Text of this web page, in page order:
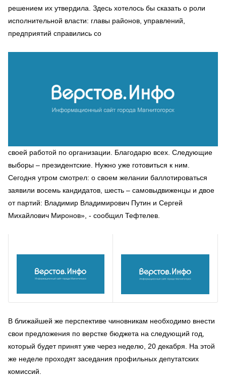
решением их утвердила. Здесь хотелось бы сказать о роли
исполнительной власти: главы районов, управлений,
предприятий справились со
своей работой по организации. Благодарю всех. Следующие
выборы – президентские. Нужно уже готовиться к ним.
Сегодня утром смотрел: о своем желании баллотироваться
заявили восемь кандидатов, шесть – самовыдвиженцы и двое
от партий: Владимир Владимирович Путин и Сергей
Михайлович Миронов», - сообщил Тефтелев.
В ближайшей же перспективе чиновникам необходимо внести
свои предложения по верстке бюджета на следующий год,
который будет принят уже через неделю, 20 декабря. На этой
же неделе проходят заседания профильных депутатских
комиссий.